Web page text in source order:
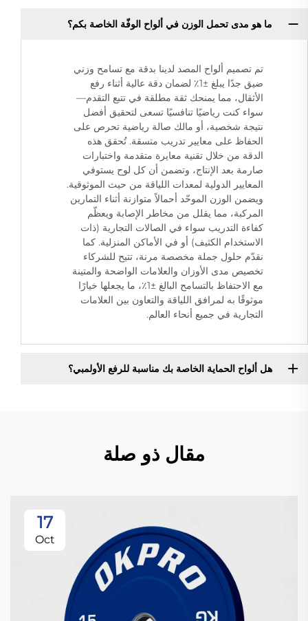
ما هو مدى تحمل الوزن في ألواح الوفّة الخاصة بكم؟
تم تصميم ألواح المصد لدينا بدقة مع تسامح وزني
ضيق جدًا يبلغ ±1٪ لضمان دقة عالية أثناء رفع
الأثقال، مما يمنحك ثقة مطلقة في تتبع التقدم—
سواء كنت رياضيًا تنافسيًا تسعى لتحقيق أفضل
نتيجة شخصية، أو مالك صالة رياضية تحرص على
الحفاظ على معايير تدريب متسقة. تُحقق هذه
الدقة من خلال تقنية معايرة متقدمة واختبارات
صارمة بعد الإنتاج، وتضمن أن كل لوح يستوفي
المعايير الدولية لمعدات اللياقة من حيث الموثوقية.
ويضمن الوزن الموحّد أحمالاً متوازنة أثناء التمارين
المركبة، مما يقلل من مخاطر الإصابة ويعظّم
كفاءة التدريب سواء في الصالات التجارية (ذات
الاستخدام الكثيف) أو في الأماكن المنزلية. كما
نقدّم حلول جملة مخصصة مرنة، تتيح للشركاء
تخصيص مدى الأوزان والعلامات الواضحة والمتينة
مع الاحتفاظ بالتسامح البالغ ±1٪، ما يجعلها خيارًا
موثوقًا به لمرافق اللياقة والتعاون بين العلامات
التجارية في جميع أنحاء العالم.
هل ألواح الحماية الخاصة بك مناسبة للرفع الأولمبي؟
مقال ذو صلة
17
Oct